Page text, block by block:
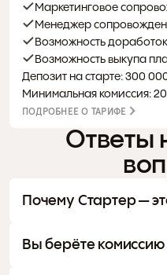
Маркетинговое
Менеджер
Возможность
Возможность выкупа
Депозит на старте: 300
Минимальная комиссия:
ПОДРОБНЕЕ О ТАРИФЕ
Ответы
Почему Стартер —
Вы берёте комиссию